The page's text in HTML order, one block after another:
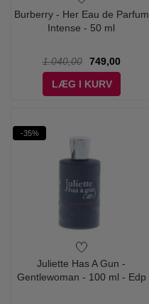
Burberry - Her Eau de Parfum
Intense - 50 ml
1.040,00
749,00
LÆG I KURV
-35%
Juliette Has A Gun -
Gentlewoman - 100 ml - Edp